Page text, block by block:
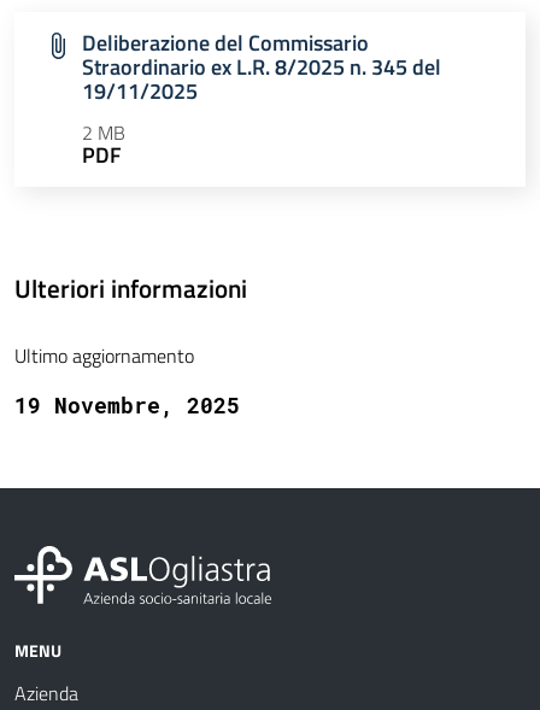
Deliberazione del Commissario
Straordinario ex L.R. 8/2025 n. 345 del
19/11/2025
2 MB
PDF
Ulteriori informazioni
Ultimo aggiornamento
19 Novembre, 2025
MENU
Azienda